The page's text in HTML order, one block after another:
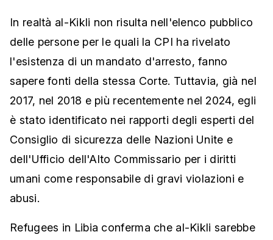
In realtà al-Kikli non risulta nell'elenco pubblico
delle persone per le quali la CPI ha rivelato
l'esistenza di un mandato d'arresto, fanno
sapere fonti della stessa Corte. Tuttavia, già nel
2017, nel 2018 e più recentemente nel 2024, egli
è stato identificato nei rapporti degli esperti del
Consiglio di sicurezza delle Nazioni Unite e
dell'Ufficio dell'Alto Commissario per i diritti
umani come responsabile di gravi violazioni e
abusi.
Refugees in Libia conferma che al-Kikli sarebbe